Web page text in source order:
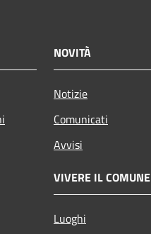
NOVITÀ
Notizie
Comunicati
Avvisi
VIVERE IL COMUNE
Luoghi